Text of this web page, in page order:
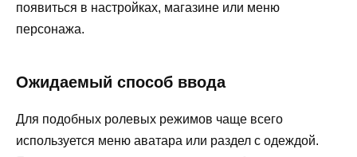
появиться в настройках, магазине или меню
персонажа.
Ожидаемый способ ввода
Для подобных ролевых режимов чаще всего
используется меню аватара или раздел с одеждой.